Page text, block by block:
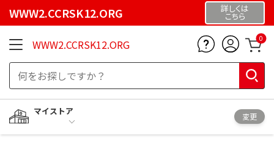
WWW2.CCRSK12.ORG 詳しくは
こちら
WWW2.CCRSK12.ORG 0
マイストア
変更